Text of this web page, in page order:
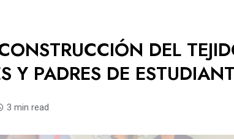
DEL
Y PADRES DE
3 min read